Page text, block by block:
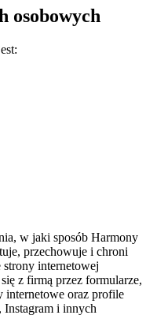
osobowych
w jaki sposób Harmony
przechowuje i chroni
strony internetowej
z firmą przez formularze,
internetowe oraz profile
i innych